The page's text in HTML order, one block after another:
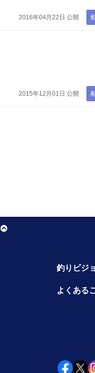
2016年04月22日 公開
2015年12月01日 公開
釣りビジ
よくある